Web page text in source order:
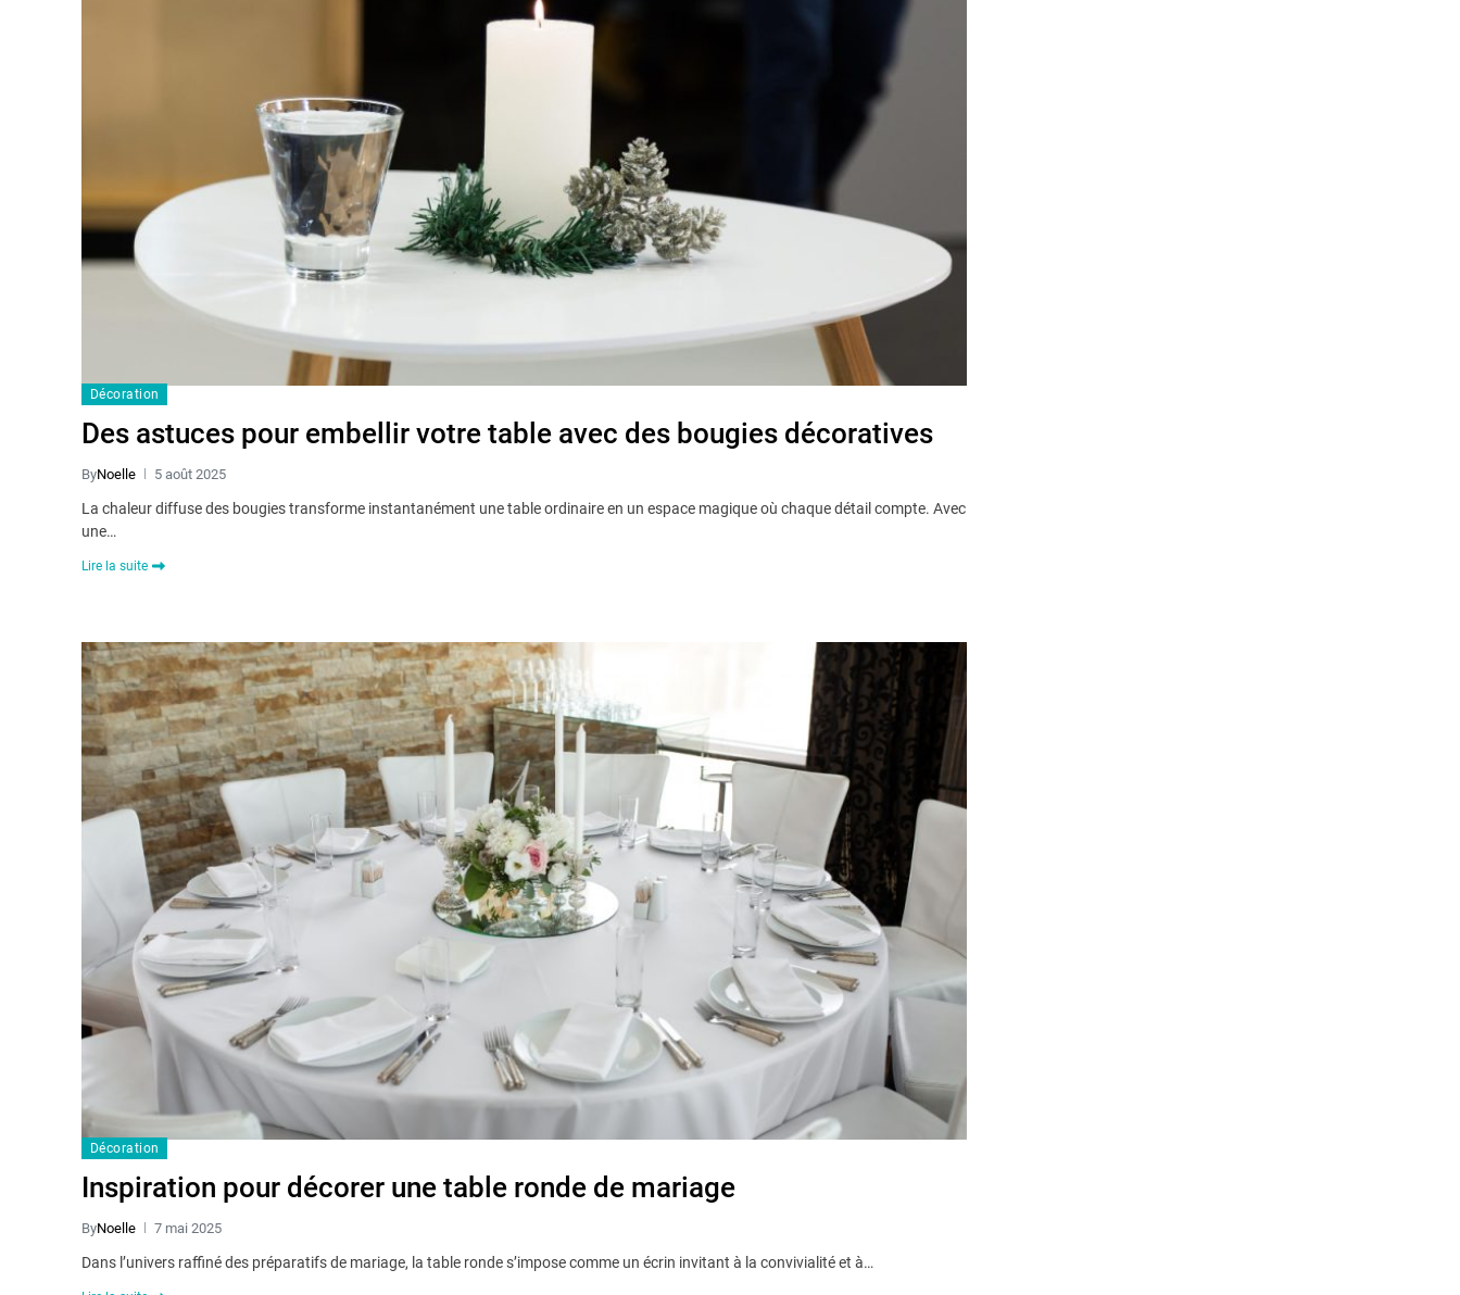
Décoration
Des astuces pour embellir votre table avec des bougies décoratives
ByNoelle 5 août 2025
La chaleur diffuse des bougies transforme instantanément une table ordinaire en un espace magique où chaque détail compte. Avec
une…
Lire la suite
Décoration
Inspiration pour décorer une table ronde de mariage
ByNoelle 7 mai 2025
Dans l’univers raffiné des préparatifs de mariage, la table ronde s’impose comme un écrin invitant à la convivialité et à…